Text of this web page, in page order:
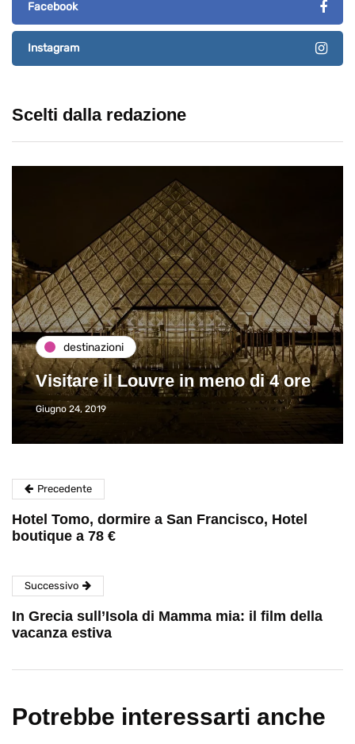
Facebook
Instagram
Scelti dalla redazione
destinazioni
Visitare il Louvre in meno di 4 ore
Giugno 24, 2019
Precedente
Hotel Tomo, dormire a San Francisco, Hotel
boutique a 78 €
Successivo
In Grecia sull’Isola di Mamma mia: il film della
vacanza estiva
Potrebbe interessarti anche